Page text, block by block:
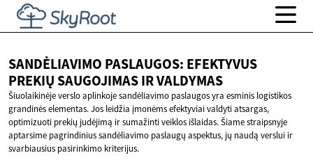
SANDĖLIAVIMO PASLAUGOS: EFEKTYVUS
PREKIŲ SAUGOJIMASIR VALDYMAS
Šiuolaikinėje verslo aplinkoje sandėliavimo paslaugos yra esminis logistikos
grandinės elementas. Jos leidžia įmonėms efektyviai valdyti atsargas,
optimizuoti prekių judėjimą ir sumažinti veiklos išlaidas. Šiame straipsnyje
aptarsime pagrindinius sandėliavimo paslaugų aspektus, jų naudą verslui ir
svarbiausius pasirinkimo kriterijus.